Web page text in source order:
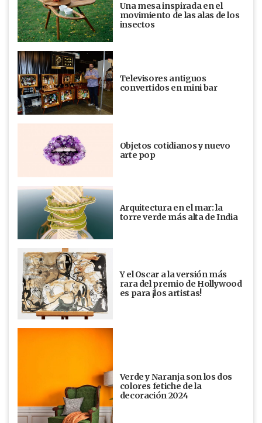
Una mesa inspirada en el
movimiento de las alas de los
insectos
Televisores antiguos
convertidos en mini bar
Objetos cotidianos y nuevo
arte pop
Arquitectura en el mar: la
torre verde más alta de India
Y el Oscar a la versión más
rara del premio de Hollywood
es para ¡los artistas!
Verde y Naranja son los dos
colores fetiche de la
decoración 2024